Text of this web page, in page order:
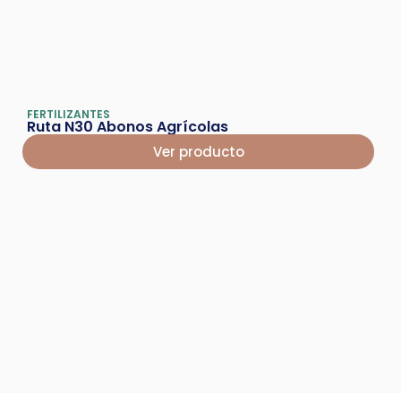
FERTILIZANTES
Ruta N30 Abonos Agrícolas
Ver producto